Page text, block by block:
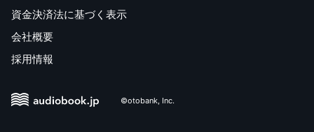
資金決済法に基づく表示
会社概要
採用情報
©otobank, Inc.